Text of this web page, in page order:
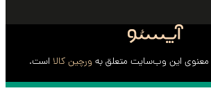
این وب‌سایت متعلق به ورچین کالا است.